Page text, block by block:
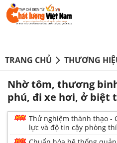
TRANG CHỦ THƯƠNG
Nhờ tôm, thương
phú, đi xe hơi, ở biệt
Thử nghiệm thành thạo -
lực và độ tin cậy phòng